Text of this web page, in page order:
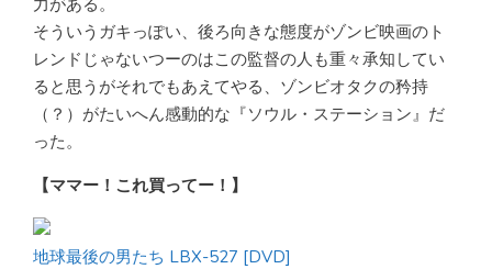
そういうガキっぽい、後ろ向きな態度がゾンビ映画のト
レンドじゃないつーのはこの監督の人も重々承知してい
ると思うがそれでもあえてやる、ゾンビオタクの矜持
（？）がたいへん感動的な『ソウル・ステーション』だ
った。
【ママー！これ買ってー！】
地球最後の男たち LBX-527 [DVD]